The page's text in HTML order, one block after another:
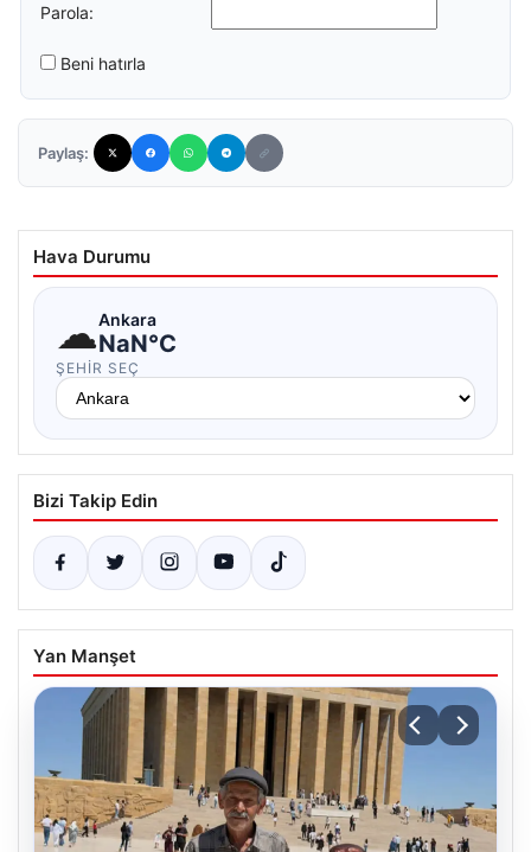
Parola:
Beni hatırla
Paylaş:
Hava Durumu
☁Ankara
NaN°C
ŞEHIR SEÇ
Bizi Takip Edin
Yan Manşet